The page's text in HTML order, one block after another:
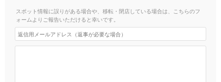
スポット情報に誤りがある場合や、移転・閉店している場合は、こちらのフ
ォームよりご報告いただけると幸いです。